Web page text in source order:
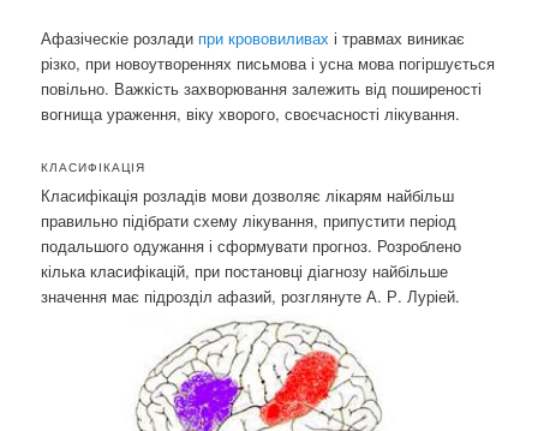
Афазіческіе розлади при крововиливахі травмах виникає
різко, при новоутвореннях письмова і усна мова погіршується
повільно. Важкість захворювання залежить від поширеності
вогнища ураження, віку хворого, своєчасності лікування.
КЛАСИФІКАЦІЯ
Класифікація розладів мови дозволяє лікарям найбільш
правильно підібрати схему лікування, припустити період
подальшого одужання і сформувати прогноз. Розроблено
кілька класифікацій, при постановці діагнозу найбільше
значення має підрозділ афазий, розглянуте А. Р. Луріей.